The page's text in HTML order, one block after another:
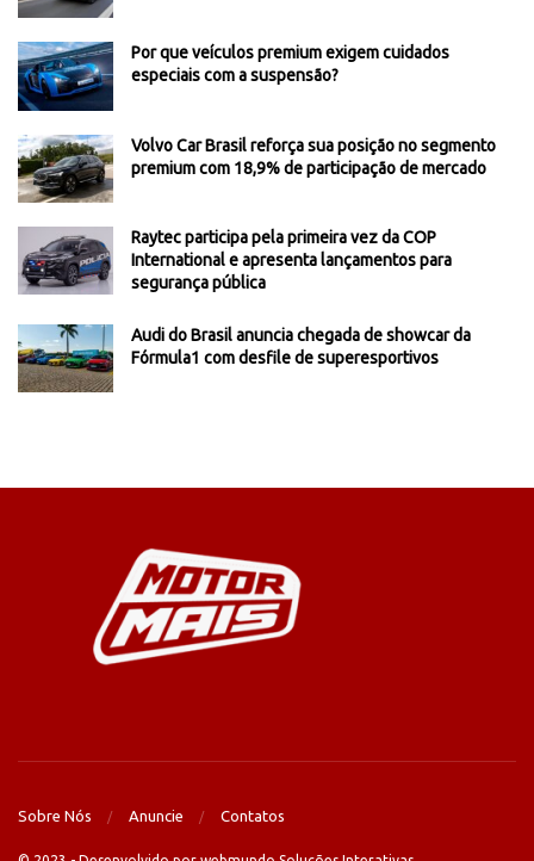
Por que veículos premium exigem cuidados
especiais com a suspensão?
Volvo Car Brasil reforça sua posição no segmento
premium com 18,9% de participação de mercado
Raytec participa pela primeira vez da COP
International e apresenta lançamentos para
segurança pública
Audi do Brasil anuncia chegada de showcar da
Fórmula1 com desfile de superesportivos
Sobre Nós Anuncie Contatos